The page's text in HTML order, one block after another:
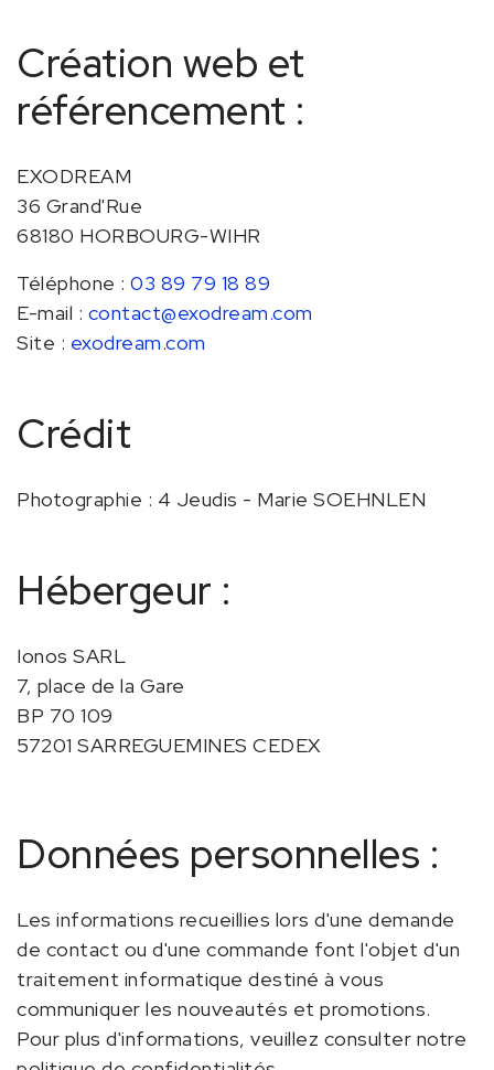
Création web et
référencement :
EXODREAM
36 Grand'Rue
68180 HORBOURG-WIHR
Téléphone : 03 89 79 18 89
E-mail : contact@exodream.com
Site : exodream.com
Crédit
Photographie : 4 Jeudis - Marie SOEHNLEN
Hébergeur :
Ionos SARL
7, place de la Gare
BP 70 109
57201 SARREGUEMINES CEDEX
Données personnelles :
Les informations recueillies lors d'une demande
de contact ou d'une commande font l'objet d'un
traitement informatique destiné à vous
communiquer les nouveautés et promotions.
Pour plus d'informations, veuillez consulter notre